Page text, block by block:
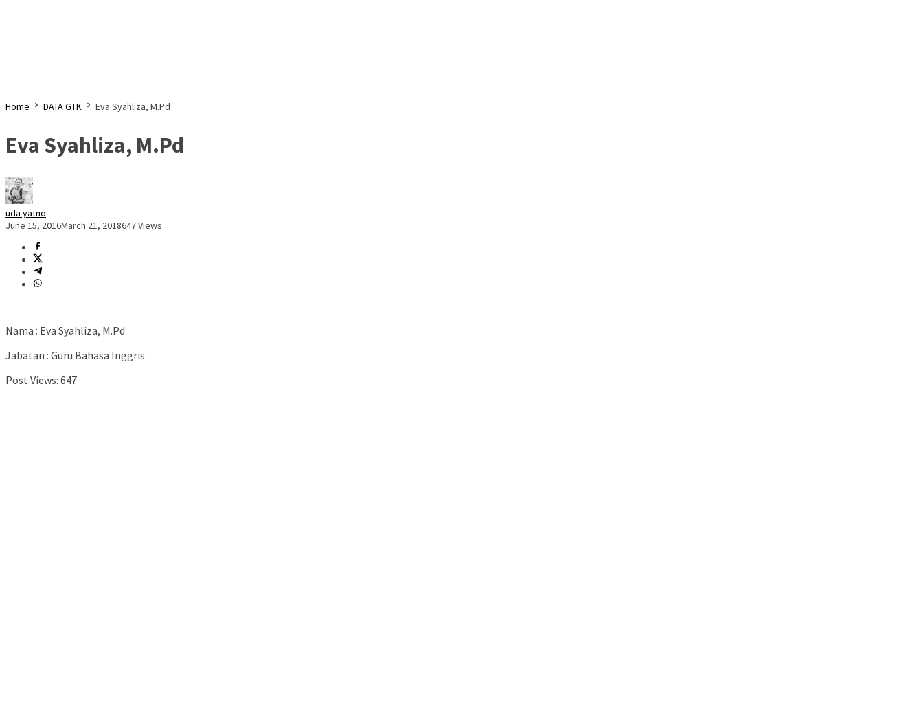
Home DATA GTK Eva Syahliza, M.Pd
Eva Syahliza, M.Pd
uda yatno
June 15, 2016March 21, 2018647 Views
Nama : Eva Syahliza, M.Pd
Jabatan : Guru Bahasa Inggris
Post Views: 647